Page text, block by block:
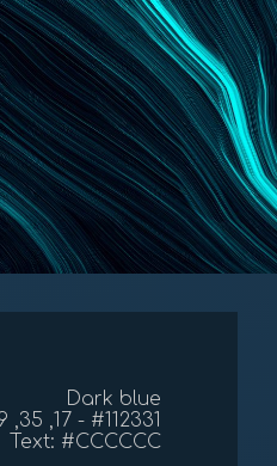
Dark blue
#112331 - 17, 35, 49
Text: #CCCCCC